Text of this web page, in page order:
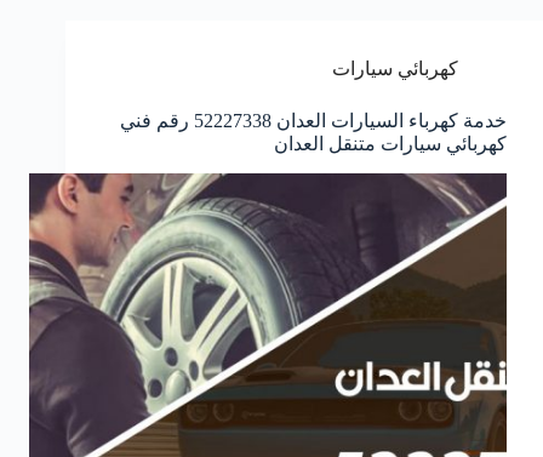
كهربائي سيارات
خدمة كهرباء السيارات العدان 52227338 رقم فني
كهربائي سيارات متنقل العدان